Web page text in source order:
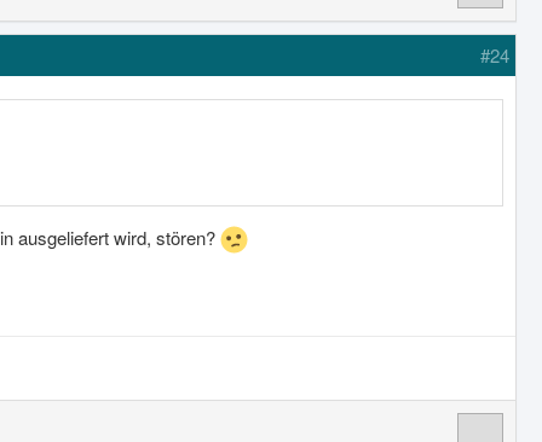
#24
ausgeliefert wird, stören?